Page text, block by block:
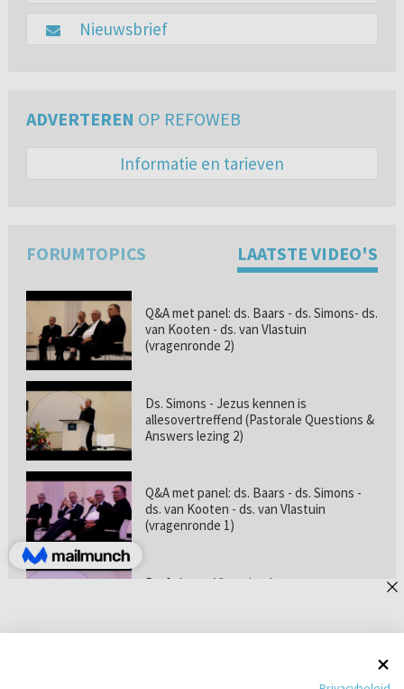
Nieuwsbrief
ADVERTEREN OP REFOWEB
Informatie en tarieven
FORUMTOPICS LAATSTE VIDEO'S
Q&A met panel: ds. Baars - ds. Simons- ds.
van Kooten - ds. van Vlastuin
(vragenronde 2)
Ds. Simons - Jezus kennen is
allesovertreffend (Pastorale Questions &
Answers lezing 2)
Q&A met panel: ds. Baars - ds. Simons -
ds. van Kooten - ds. van Vlastuin
(vragenronde 1)
Prof. dr. van Vlastuin - Is